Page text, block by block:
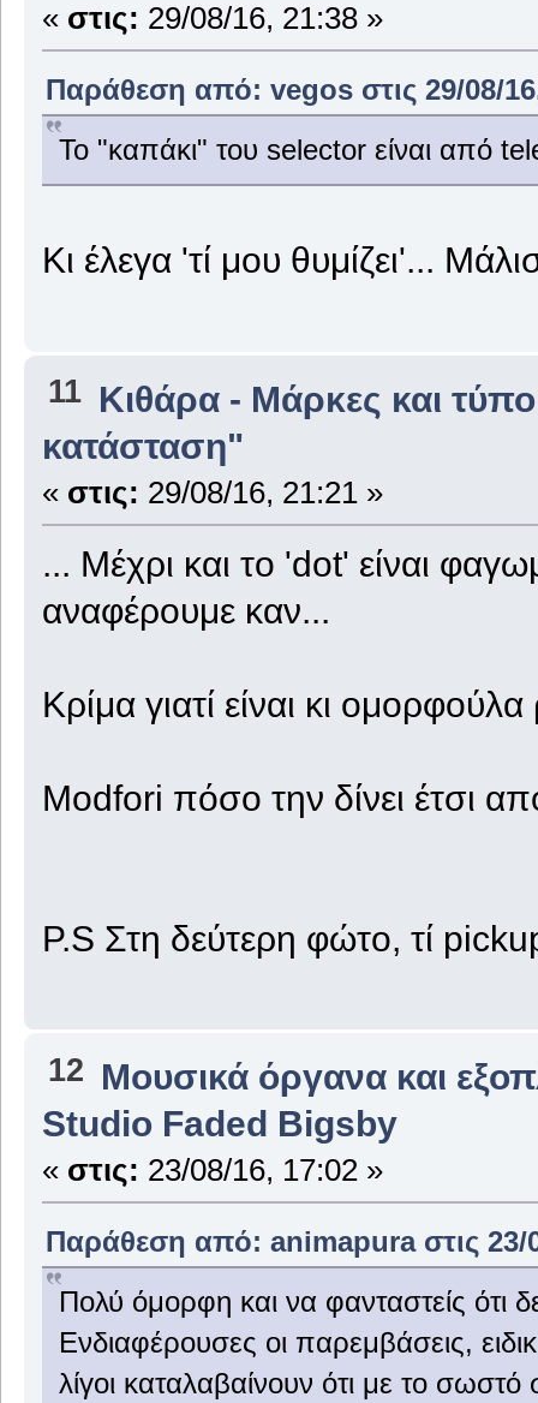
« στις: 29/08/16, 21:38 »
Παράθεση από: vegos στις 29/08/
Το "καπάκι" του selector είναι από
Κι έλεγα 'τί μου θυμίζει'...
11 Κιθάρα - Μάρκες και
κατάσταση"
« στις: 29/08/16, 21:21 »
... Μέχρι και το 'dot' είναι
αναφέρουμε καν...
Κρίμα γιατί είναι κι
Modfori πόσο την δίνει έτσι
P.S Στη δεύτερη φώτο, τί
12 Μουσικά όργανα και
Studio Faded Bigsby
« στις: 23/08/16, 17:02 »
Παράθεση από: animapura στις 23/
Πολύ όμορφη και να φανταστείς ότι
Ενδιαφέρουσες οι παρεμβάσεις,
λίγοι καταλαβαίνουν ότι με το